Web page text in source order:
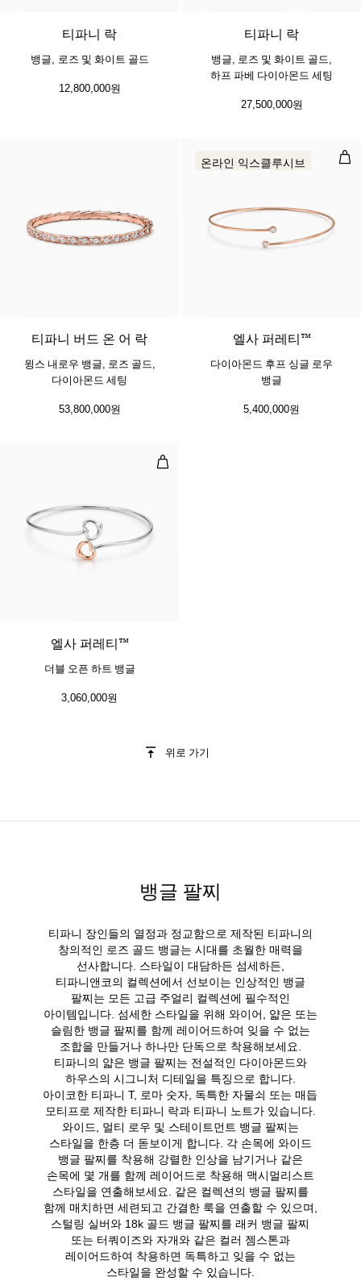
티파니 락
뱅글, 로즈 및 화이트 골드
12,800,000원
티파니 락
뱅글, 로즈 및 화이트 골드,
하프 파베 다이아몬드 세팅
27,500,000원
티파니 버드 온 어 락
윙스 내로우 뱅글, 로즈 골드,
다이아몬드 세팅
53,800,000원
다
온라인 익스클루시브
엘사 퍼레티™
다이아몬드 후프 싱글 로우
뱅글
5,400,000원
더블 오픈 하트 뱅글
엘사 퍼레티™
더블 오픈 하트 뱅글
3,060,000원
위로 가기
뱅글 팔찌
티파니 장인들의 열정과 정교함으로 제작된 티파니의
창의적인 로즈 골드 뱅글는 시대를 초월한 매력을
선사합니다. 스타일이 대담하든 섬세하든,
티파니앤코의 컬렉션에서 선보이는 인상적인 뱅글
팔찌는 모든 고급 주얼리 컬렉션에 필수적인
아이템입니다. 섬세한 스타일을 위해 와이어, 얇은 또는
슬림한 뱅글 팔찌를 함께 레이어드하여 잊을 수 없는
조합을 만들거나 하나만 단독으로 착용해보세요.
티파니의 얇은 뱅글 팔찌는 전설적인 다이아몬드와
하우스의 시그니처 디테일을 특징으로 합니다.
아이코한 티파니 T, 로마 숫자, 독특한 자물쇠 또는 매듭
모티프로 제작한 티파니 락과 티파니 노트가 있습니다.
와이드, 멀티 로우 및 스테이트먼트 뱅글 팔찌는
스타일을 한층 더 돋보이게 합니다. 각 손목에 와이드
뱅글 팔찌를 착용해 강렬한 인상을 남기거나 같은
손목에 몇 개를 함께 레이어드로 착용해 맥시멀리스트
스타일을 연출해보세요. 같은 컬렉션의 뱅글 팔찌를
함께 매치하면 세련되고 간결한 룩을 연출할 수 있으며,
스털링 실버와 18k 골드 뱅글 팔찌를 래커 뱅글 팔찌
또는 터쿼이즈와 자개와 같은 컬러 젬스톤과
레이어드하여 착용하면 독특하고 잊을 수 없는
스타일을 완성할 수 있습니다.